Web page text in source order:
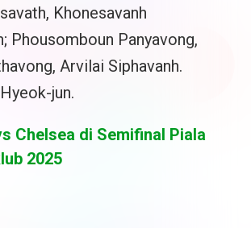
Khonesavanh
Phousomboun Panyavong,
Arvilai Siphavanh.
jun.
Chelsea di Semifinal Piala
2025